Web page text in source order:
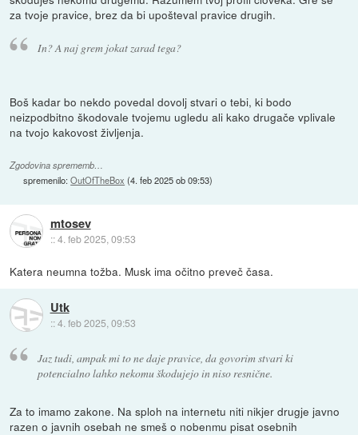
za tvoje pravice, brez da bi upošteval pravice drugih.
In? A naj grem jokat zarad tega?
Boš kadar bo nekdo povedal dovolj stvari o tebi, ki bodo
neizpodbitno škodovale tvojemu ugledu ali kako drugače vplivale
na tvojo kakovost življenja.
Zgodovina sprememb…
spremenilo:OutOfTheBox (4. feb 2025 ob 09:53)
mtosev
::4. feb 2025, 09:53
Katera neumna tožba. Musk ima očitno preveč časa.
Utk
::4. feb 2025, 09:53
Jaz tudi, ampak mi to ne daje pravice, da govorim stvari ki
potencialno lahko nekomu škodujejo in niso resnične.
Za to imamo zakone. Na sploh na internetu niti nikjer drugje javno
razen o javnih osebah ne smeš o nobenmu pisat osebnih